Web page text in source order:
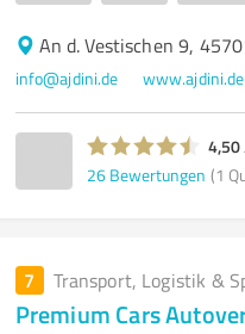
An d. Vestischen 9,
info@ajdini.de
4,50
26 Bewertungen (1
7 Transport, Logistik &
Premium Cars